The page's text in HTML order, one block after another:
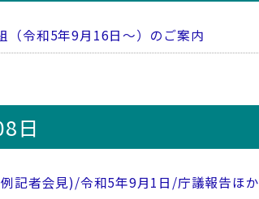
（令和5年9月16日～）のご案内
日
記者会見)/令和5年9月1日/庁議報告ほか